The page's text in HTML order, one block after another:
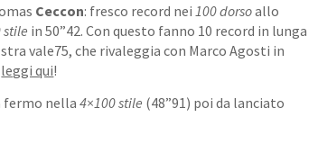
Ceccon: fresco record nei 100 dorsoallo
stile in 50”42. Con questo fanno 10 record in lunga
vale75, che rivaleggia con Marco Agosti in
leggi qui!
fermo nella4×100 stile (48”91) poi da lanciato